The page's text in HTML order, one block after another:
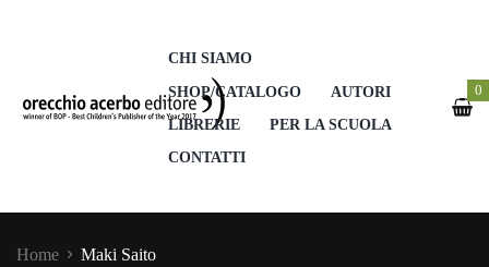
CHI SIAMO
SHOP/CATALOGO
AUTORI
LIBRERIE
PER LA SCUOLA
CONTATTI
0
Home Maki Saito